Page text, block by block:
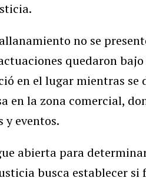
no se
quedaron
en el lugar mientras
en la zona comercial,
y eventos.
abierta para
busca establecer